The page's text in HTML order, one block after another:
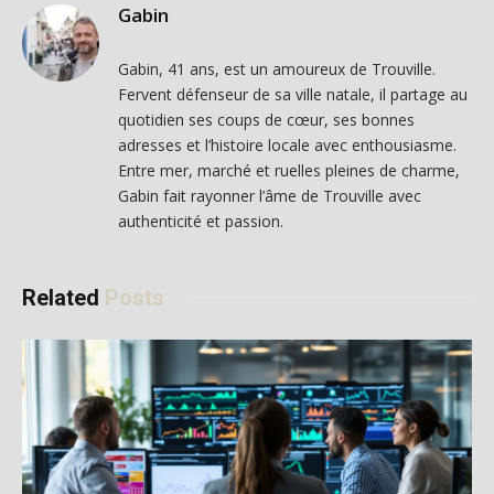
Gabin
Gabin, 41 ans, est un amoureux de Trouville.
Fervent défenseur de sa ville natale, il partage au
quotidien ses coups de cœur, ses bonnes
adresses et l’histoire locale avec enthousiasme.
Entre mer, marché et ruelles pleines de charme,
Gabin fait rayonner l’âme de Trouville avec
authenticité et passion.
Related Posts